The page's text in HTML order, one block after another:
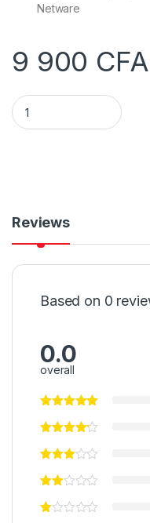
Netware
9 900 CFA
Carte réseau PCI
Reviews
Based on 0
0.0
overall